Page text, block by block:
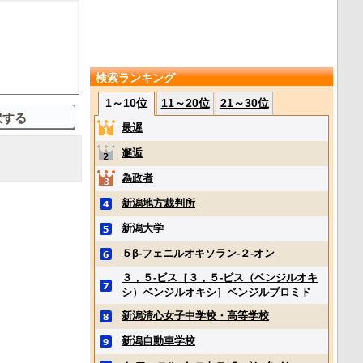
検索ランキング
1～10位
11～20位 21～30位
最遅
邂逅
為政者
新潟地方裁判所
新潟大学
５β‐フェニルオキソラン‐２‐オン
３，５‐ビス［３，５‐ビス（ベンジルオキ
シ）ベンジルオキシ］ベンジルブロミド
新潟清心女子中学校・高等学校
新潟自動車学校